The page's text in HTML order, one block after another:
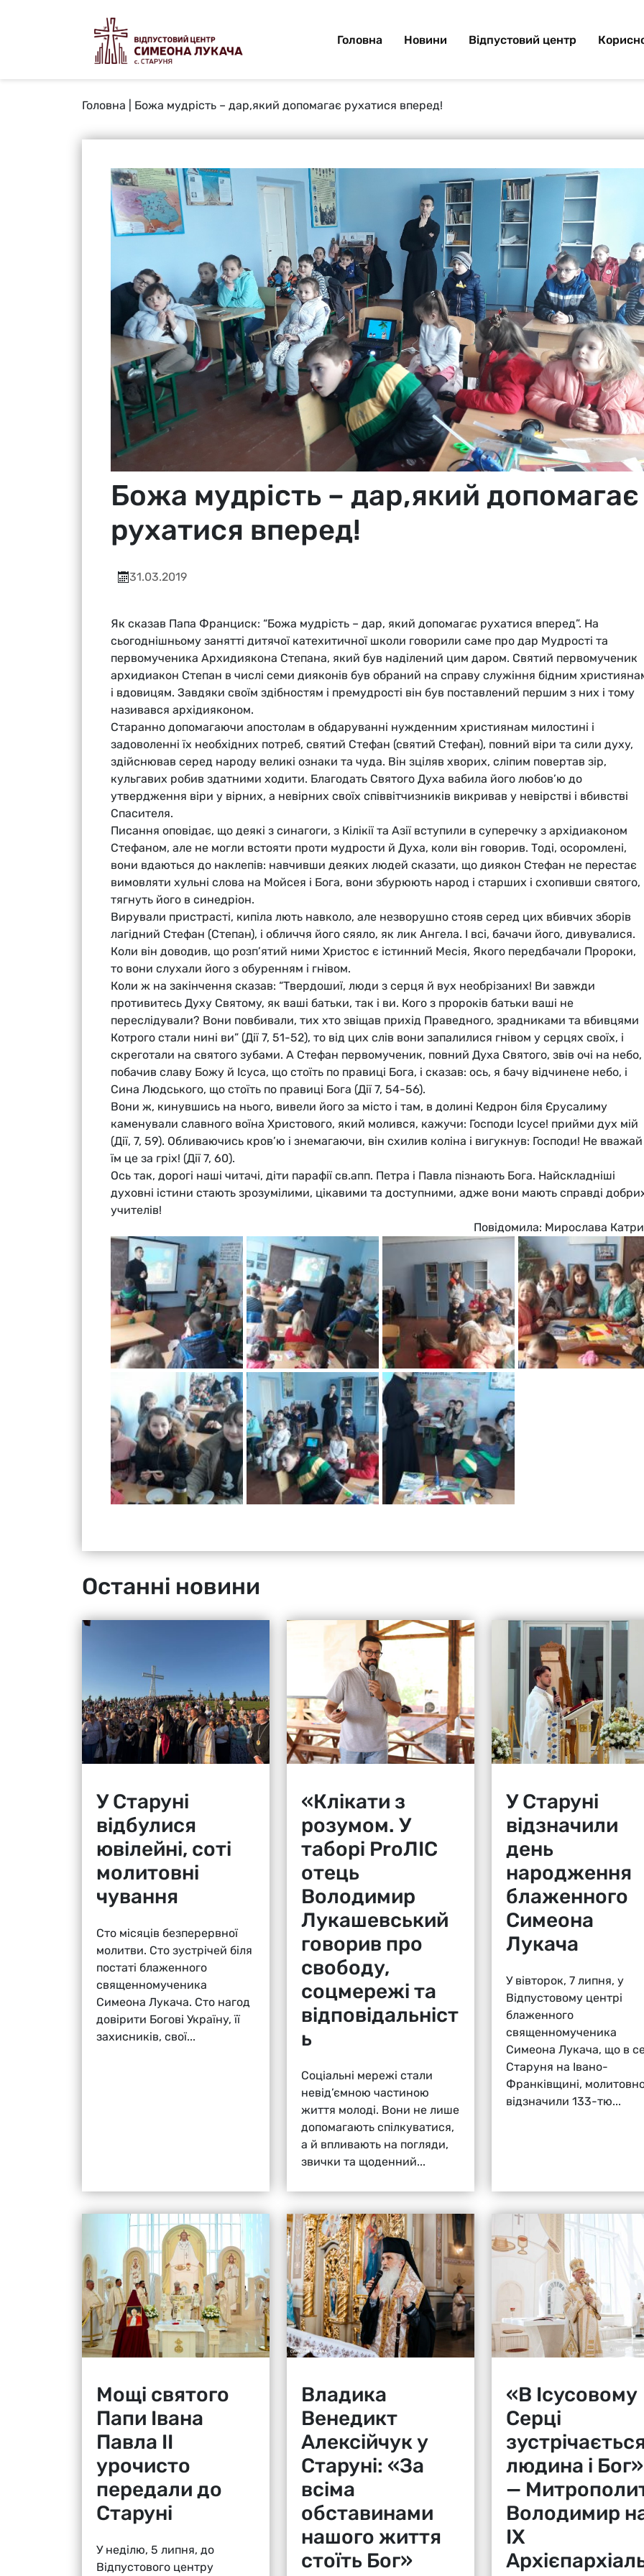
Головна Новини Відпустовий центр
Головна Божа мудрість – дар,який допомагає рухатися вперед!
Божа мудрість – дар,який допомагає
рухатися вперед!
31.03.2019
Як сказав Папа Франциск: “Божа мудрість – дар, який допомагає рухатися вперед”. На
сьогоднішньому занятті дитячої катехитичної школи говорили саме про дар Мудрості та
первомученика Архидиякона Степана, який був наділений цим даром. Святий первомученик
архидиакон Степан в числі семи дияконів був обраний на справу служіння бідним
і вдовицям. Завдяки своїм здібностям і премудрості він був поставлений першим з них і тому
називався архідияконом.
Старанно допомагаючи апостолам в обдаруванні нужденним християнам милостині і
задоволенні їх необхідних потреб, святий Стефан (святий Стефан), повний віри та сили духу,
здійснював серед народу великі ознаки та чуда. Він зціляв хворих, сліпим повертав зір,
кульгавих робив здатними ходити. Благодать Святого Духа вабила його любов’ю до
утвердження віри у вірних, а невірних своїх співвітчизників викривав у невірстві і вбивстві
Спасителя.
Писання оповідає, що деякі з синагоги, з Кілікії та Азії вступили в суперечку з архідиаконом
Стефаном, але не могли встояти проти мудрости й Духа, коли він говорив. Тоді, осоромлені,
вони вдаються до наклепів: навчивши деяких людей сказати, що диякон Стефан не перестає
вимовляти хульні слова на Мойсея і Бога, вони збурюють народ і старших і схопивши святого,
тягнуть його в синедріон.
Вирували пристрасті, кипіла лють навколо, але незворушно стояв серед цих вбивчих зборів
лагідний Стефан (Степан), і обличчя його сяяло, як лик Ангела. І всі, бачачи його, дивувалися.
Коли він доводив, що розп’ятий ними Христос є істинний Месія, Якого передбачали Пророки,
то вони слухали його з обуренням і гнівом.
Коли ж на закінчення сказав: “Твердошиї, люди з серця й вух необрізаних! Ви завжди
противитесь Духу Святому, як ваші батьки, так і ви. Кого з пророків батьки ваші не
переслідували? Вони повбивали, тих хто звіщав прихід Праведного, зрадниками та вбивцями
Котрого стали нині ви” (Дії 7, 51-52), то від цих слів вони запалилися гнівом у серцях своїх, і
скреготали на святого зубами. А Стефан первомученик, повний Духа Святого, звів очі на небо,
побачив славу Божу й Ісуса, що стоїть по правиці Бога, і сказав: ось, я бачу відчинене небо, і
Сина Людського, що стоїть по правиці Бога (Дії 7, 54-56).
Вони ж, кинувшись на нього, вивели його за місто і там, в долині Кедрон біля Єрусалиму
каменували славного воїна Христового, який молився, кажучи: Господи Ісусе! прийми дух мій
(Дії, 7, 59). Обливаючись кров’ю і знемагаючи, він схилив коліна і вигукнув: Господи! Не вважай
їм це за гріх! (Дії 7, 60).
Ось так, дорогі наші читачі, діти парафії св.апп. Петра і Павла пізнають Бога. Найскладніші
духовні істини стають зрозумілими, цікавими та доступними, адже вони мають справді
учителів!
Повідомила: Мирослава
Останні новини
У Старуні
відбулися
ювілейні, соті
молитовні
чування
Сто місяців безперервної
молитви. Сто зустрічей біля
постаті блаженного
священномученика
Симеона Лукача. Сто нагод
довірити Богові Україну, її
захисників, свої...
«Клікати з
розумом. У
таборі ProЛІС
отець
Володимир
Лукашевський
говорив про
свободу,
соцмережі та
відповідальніст
ь
Соціальні мережі стали
невід’ємною частиною
життя молоді. Вони не лише
допомагають спілкуватися,
а й впливають на погляди,
звички та щоденний...
У Старуні
відзначили
день
народження
блаженного
Симеона
Лукача
У вівторок, 7 липня, у
Відпустовому центрі
блаженного
священномученика
Симеона Лукача, що в
Старуня на Івано-
Франківщині,
відзначили 133-тю...
Мощі святого
Папи Івана
Павла ІІ
урочисто
передали до
Старуні
У неділю, 5 липня, до
Відпустового центру
Владика
Венедикт
Алексійчук у
Старуні: «За
всіма
обставинами
нашого життя
стоїть Бог»
«В Ісусовому
Серці
людина і
—
Володимир
ІХ